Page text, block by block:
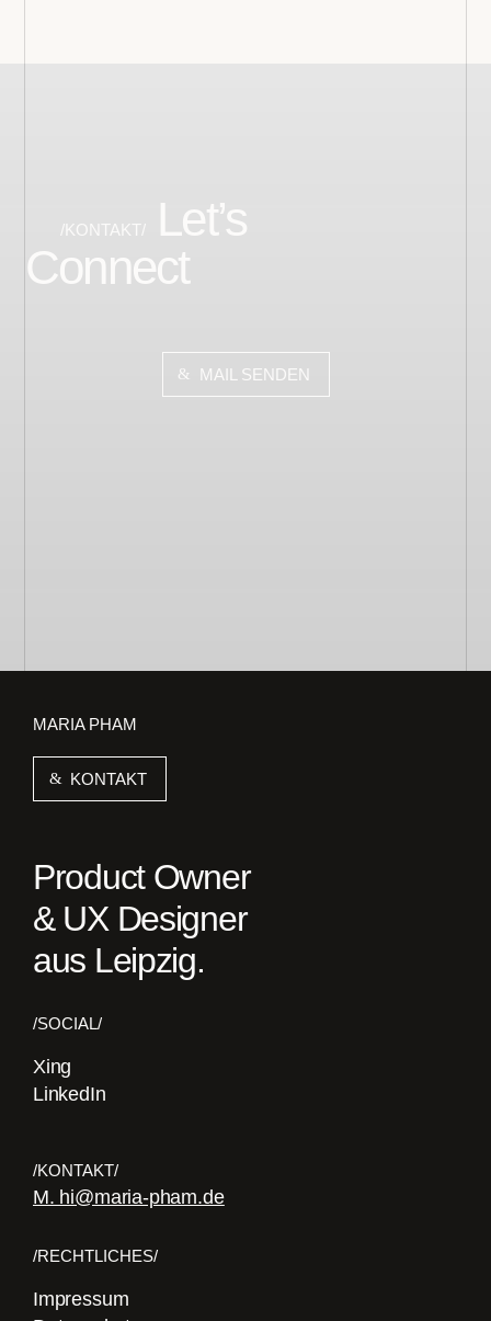
/KONTAKT/
Let’s
Connect
MAIL SENDEN
MARIA PHAM
KONTAKT
Product Owner
& UX Designer
aus Leipzig.
/SOCIAL/
Xing
LinkedIn
/KONTAKT/
M. hi@maria-pham.de
/RECHTLICHES/
Impressum